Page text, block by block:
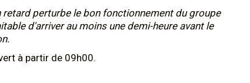
retard perturbe le bon fonctionnement du groupe
d'arriver au moins une demi-heure avant le
à partir de 09h00.